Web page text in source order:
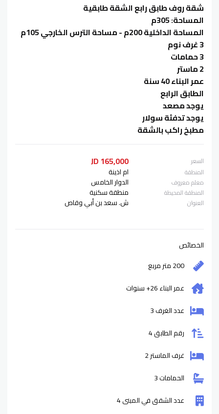
شقة روف طابق رابع الشقة طابقية
المساحة: 305م
المساحة الداخلية 200م - مساحة الترس الخارجي 105م
3 غرف نوم
3 حمامات
2 ماستر
عمر البناء 40 سنة
الطابق الرابع
يوجد مصعد
يوجد تدفئة سولار
مطبخ راكب بالشقة
السعر 165,000 JD
المنطقة ام اذينة
معلم معروف الدوار الخامس
المنطقة المحيطة منطقة سكنية
العنوان ش. سعد بن أبي وقاص
الخصائص
200 متر مربع
عمر البناء26+ سنوات
عدد الغرف 3
رقم الطابق 4
غرف الماستر 2
الحمامات 3
عدد الشقق في المبنى 4